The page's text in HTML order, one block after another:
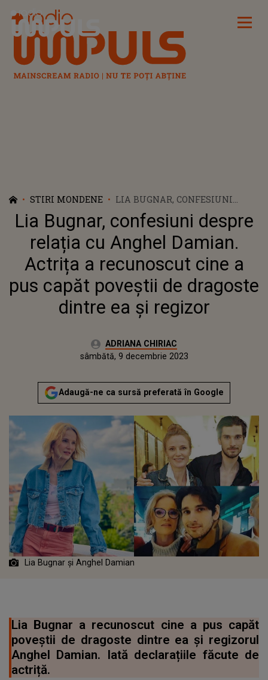
Radio Impuls
STIRI MONDENE
LIA BUGNAR, CONFESIUNI
DESPRE RELAȚIA CU ANGHEL
DAMIAN. ACTRIȚA A
RECUNOSCUT CINE A PUS
CAPĂT POVEȘTII DE DRAGOSTE
DINTRE EA ȘI REGIZOR
Lia Bugnar, confesiuni despre
relația cu Anghel Damian.
Actrița a recunoscut cine a
pus capăt poveștii de dragoste
dintre ea și regizor
Autor:ADRIANA CHIRIAC
vineri, 9 decembrie 2022
Actualizat:
sâmbătă, 9 decembrie 2023
Adaugă-ne ca sursă preferată în Google
Lia Bugnar și Anghel Damian
Lia Bugnar a recunoscut cine a pus capăt
poveștii de dragoste dintre ea și regizorul
Anghel Damian. Iată declarațiile făcute de
actriță.